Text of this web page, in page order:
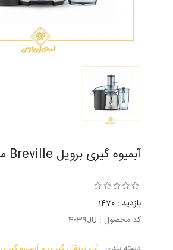
آبمیوه گیری برویل Breville مدل BJE410
بازدید : 1470
کد محصول : 4039JU